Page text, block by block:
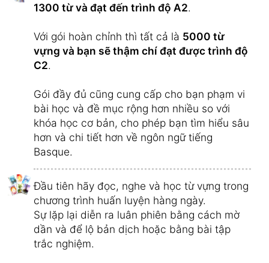
1300 từ và đạt đến trình độ A2.
Với gói hoàn chỉnh thì tất cả là 5000 từ
vựng và bạn sẽ thậm chí đạt được trình độ
C2.
Gói đầy đủ cũng cung cấp cho bạn phạm vi
bài học và đề mục rộng hơn nhiều so với
khóa học cơ bản, cho phép bạn tìm hiểu sâu
hơn và chi tiết hơn về ngôn ngữ tiếng
Basque.
Đầu tiên hãy đọc, nghe và học từ vựng trong
chương trình huấn luyện hàng ngày.
Sự lặp lại diễn ra luân phiên bằng cách mờ
dần và để lộ bản dịch hoặc bằng bài tập
trắc nghiệm.